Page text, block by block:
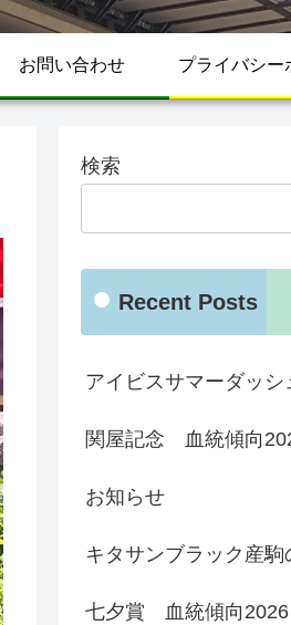
お問い合わせ プライバシー
検索
Recent Posts
アイビスサマーダッ
関屋記念 血統傾向
お知らせ
キタサンブラック産駒
七夕賞 血統傾向2026